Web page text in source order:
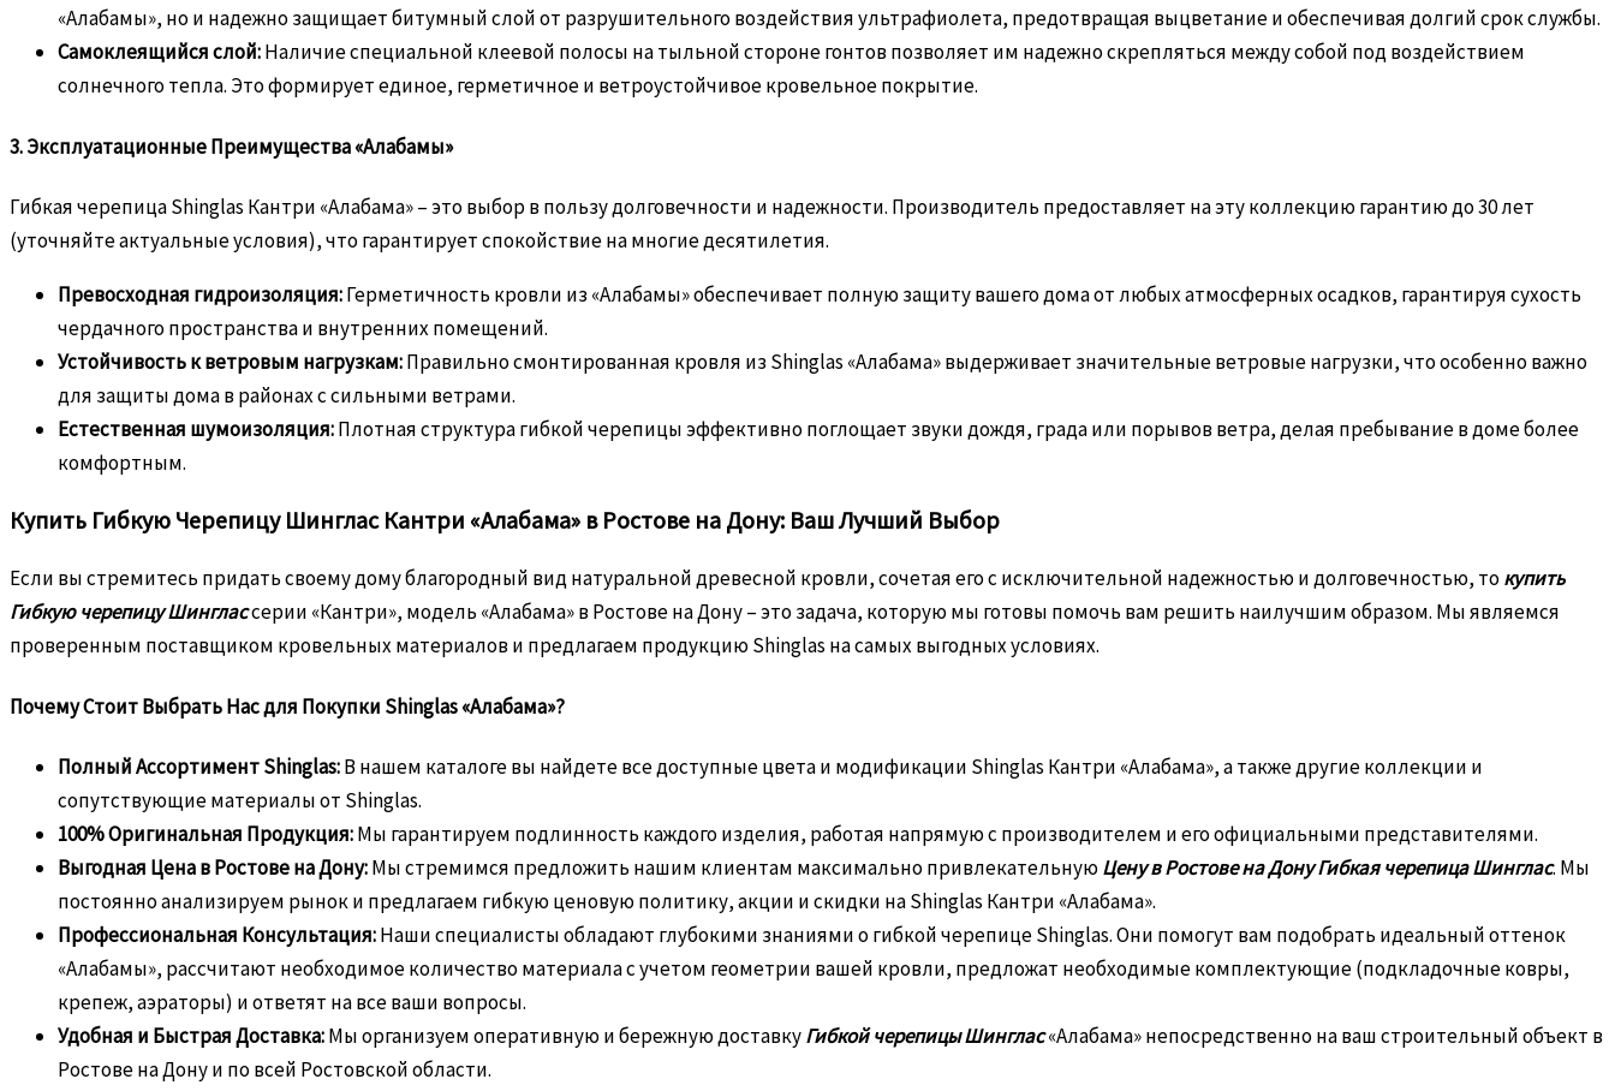
«Алабамы», но и надежно защищает битумный слой от разрушительного воздействия ультрафиолета, предотвращая выцветание и обеспечивая долгий срок службы.
Самоклеящийся слой:Наличие специальной клеевой полосы на тыльной стороне гонтов позволяет им надежно скрепляться между собой под воздействием
солнечного тепла. Это формирует единое, герметичное и ветроустойчивое кровельное покрытие.
3. Эксплуатационные Преимущества «Алабамы»
Гибкая черепица Shinglas Кантри «Алабама» – это выбор в пользу долговечности и надежности. Производитель предоставляет на эту коллекцию гарантию до 30 лет
(уточняйте актуальные условия), что гарантирует спокойствие на многие десятилетия.
Превосходная гидроизоляция:Герметичность кровли из «Алабамы» обеспечивает полную защиту вашего дома от любых атмосферных осадков, гарантируя сухость
чердачного пространства и внутренних помещений.
Устойчивость к ветровым нагрузкам:Правильно смонтированная кровля из Shinglas «Алабама» выдерживает значительные ветровые нагрузки, что особенно важно
для защиты дома в районах с сильными ветрами.
Естественная шумоизоляция:Плотная структура гибкой черепицы эффективно поглощает звуки дождя, града или порывов ветра, делая пребывание в доме более
комфортным.
Купить Гибкую Черепицу Шинглас Кантри «Алабама» в Ростове на Дону: Ваш Лучший Выбор
Если вы стремитесь придать своему дому благородный вид натуральной древесной кровли, сочетая его с исключительной надежностью и долговечностью, токупить
Гибкую черепицу Шинглассерии «Кантри», модель «Алабама» в Ростове на Дону – это задача, которую мы готовы помочь вам решить наилучшим образом. Мы являемся
проверенным поставщиком кровельных материалов и предлагаем продукцию Shinglas на самых выгодных условиях.
Почему Стоит Выбрать Нас для Покупки Shinglas «Алабама»?
Полный Ассортимент Shinglas:В нашем каталоге вы найдете все доступные цвета и модификации Shinglas Кантри «Алабама», а также другие коллекции и
сопутствующие материалы от Shinglas.
100% Оригинальная Продукция:Мы гарантируем подлинность каждого изделия, работая напрямую с производителем и его официальными представителями.
Выгодная Цена в Ростове на Дону:Мы стремимся предложить нашим клиентам максимально привлекательнуюЦену в Ростове на Дону Гибкая черепица Шинглас. Мы
постоянно анализируем рынок и предлагаем гибкую ценовую политику, акции и скидки на Shinglas Кантри «Алабама».
Профессиональная Консультация:Наши специалисты обладают глубокими знаниями о гибкой черепице Shinglas. Они помогут вам подобрать идеальный оттенок
«Алабамы», рассчитают необходимое количество материала с учетом геометрии вашей кровли, предложат необходимые комплектующие (подкладочные ковры,
крепеж, аэраторы) и ответят на все ваши вопросы.
Удобная и Быстрая Доставка:Мы организуем оперативную и бережную доставкуГибкой черепицы Шинглас«Алабама» непосредственно на ваш строительный объект в
Ростове на Дону и по всей Ростовской области.